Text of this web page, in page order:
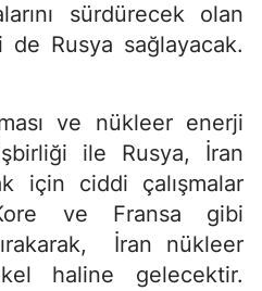
sürdürecek olan
de Rusya sağlayacak.
ve nükleer enerji
ile Rusya, İran
için ciddi çalışmalar
ve Fransa gibi
İran nükleer
haline gelecektir.